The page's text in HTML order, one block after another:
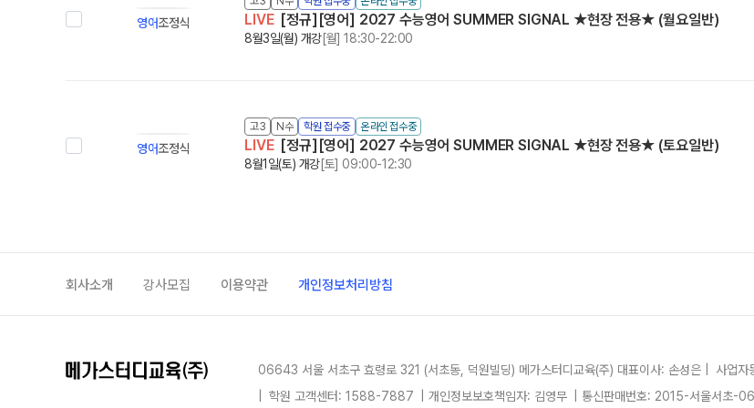
영어조정식 LIVE [정규][영어] 2027 수능영어 SUMMER SIGNAL ★현장 전용★ (월요일반)
8월3일(월) 개강[월] 18:30-22:00
영어조정식
고3 N수 학원 접수중 온라인 접수중
LIVE [정규][영어] 2027 수능영어 SUMMER SIGNAL ★현장 전용★ (토요일반)
8월1일(토) 개강[토] 09:00-12:30
회사소개 강사모집 이용약관 개인정보처리방침
06643 서울 서초구 효령로 321 (서초동, 덕원빌딩) 메가스터디교육(주) 대표이사: 손성은 |
사업
학원 고객센터: 1588-7887 | 개인정보보호책임자: 김영무 통신판매번호: 2015-서울서초-